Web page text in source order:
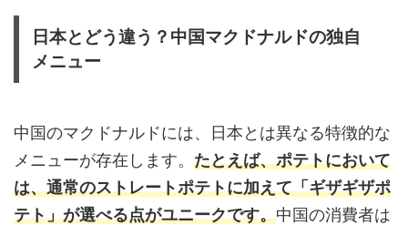
日本とどう違う？中国マクドナルドの独自
メニュー
中国のマクドナルドには、日本とは異なる特徴的な
メニューが存在します。 たとえば、ポテトにおいて
は、通常のストレートポテトに加えて「ギザギザポ
テト」が選べる点がユニークです。中国の消費者は